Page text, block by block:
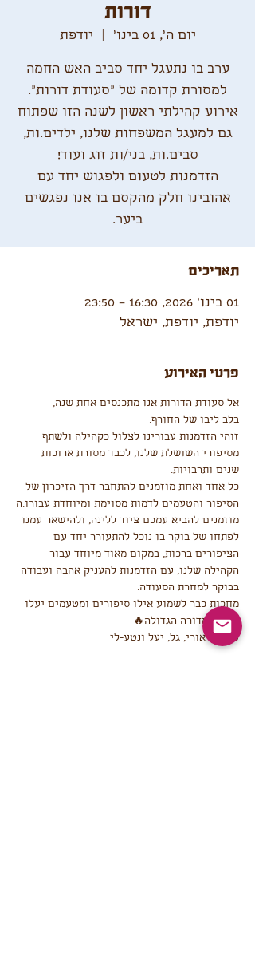
דורות
יום ה׳, 01 בינו׳ יודפת
ערב בו נתעגל יחד סביב האש החמה
אירוע קהילתי ראשון לשנה הזו שפתוח
גם למעגל המשפחות שלנו, ילדים.ות,
הזדמנות לטעום ולפגוש יחד עם
אהובינו חלק מהקסם בו אנו נפגשים
ביער.
תאריכים
01 בינו׳ 2026, 16:30 – 23:50
יודפת, יודפת, ישראל
פרטי האירוע
אל סעודת הדורות אנו מתכנסים אחת שנה,
בלב ליבו של החורף.
זוהי הזדמנות עבורינו לצלול כקהילה ולשתף
מסיפורי השושלת שלנו, לכבד מסורת ארוכות
שנים ותרבויות.
כל אחד ואחת מוזמנים להתחבר דרך הזיכרון של
הסיפור והטעמים לדמות מסוימת ומיוחדת עבורו.ה
מוזמנים להביא עמכם ציוד ללינה, ולהישאר עמנו
לפתחו של בוקר בו נוכל להתעורר יחד עם
הציפורים ברכות, במקום מאוד מיוחד עבור
הקהילה שלנו, עם הזדמנות להעניק אהבה ועבודה
בבוקר למחרת הסעודה.
מחכות כבר לשמוע אילו סיפורים ומטעמים יעלו
סביב המדורה הגדולה🔥
טאווה, אורי, גל, יעל ונטע-לי